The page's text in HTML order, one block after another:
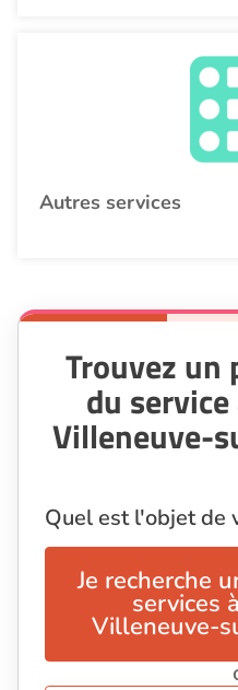
Autres services
Trouvez un
du
Villeneuve-
Quel est l'objet de
Je recherche
services
Villeneuve-